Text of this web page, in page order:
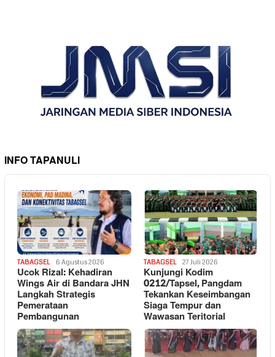
INFO TAPANULI
TABAGSEL 6 Agustus 2026
Ucok Rizal: Kehadiran
Wings Air di Bandara JHN
Langkah Strategis
Pemerataan
Pembangunan
TABAGSEL 27 Juli 2026
Kunjungi Kodim
0212/Tapsel, Pangdam
Tekankan Keseimbangan
Siaga Tempur dan
Wawasan Teritorial